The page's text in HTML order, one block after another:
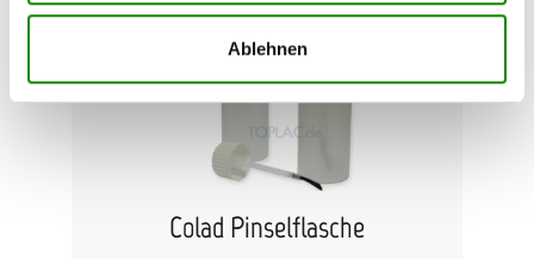
Ablehnen
Colad Pinselflasche